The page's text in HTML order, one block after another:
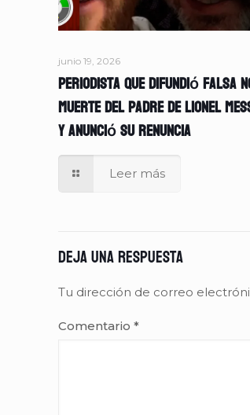
junio 19, 2026
Periodista que difundió falsa
muerte del padre de Lionel
y anunció su renuncia
Leer más
Deja una respuesta
Tu dirección de correo
Comentario *